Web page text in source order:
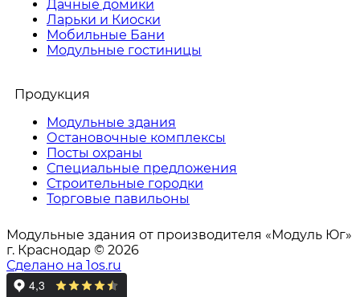
Дачные домики
Ларьки и Киоски
Мобильные Бани
Модульные гостиницы
Продукция
Модульные здания
Остановочные комплексы
Посты охраны
Специальные предложения
Строительные городки
Торговые павильоны
Модульные здания от производителя «Модуль Юг»
г. Краснодар © 2026
Сделано на 1os.ru